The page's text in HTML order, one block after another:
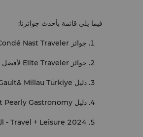
فيما يلي قائمة بأحدث جوائزنا:
جوائز Condé Nast Traveler لاختيارات القراء لعام 2025: المركز الأول كأفضل فندق في إسطنبول، المركز الرابع كأفضل فندق في أوروبا، والمركز الخامس كأفضل فندق في العالم
جوائز Elite Traveler لأفضل الأجنحة لعام 2025، جناح شانغريلا
دليل Gault& Millau Türkiye للجوائز الخاصة لعام 2025، المطبخ الدولي، مطعم Shang Palace، الشيف تشينغ لو، حصل على جائزة توك واحد
دليل Hürriyet Pearly Gastronomy لعام 2024-2025، مطعم Shang Palace، جائزة 4 Pearls
Travel + Leisure 2024 - المرتبة الثانية ضمن قائمة أفضل فنادق إسطنبول.